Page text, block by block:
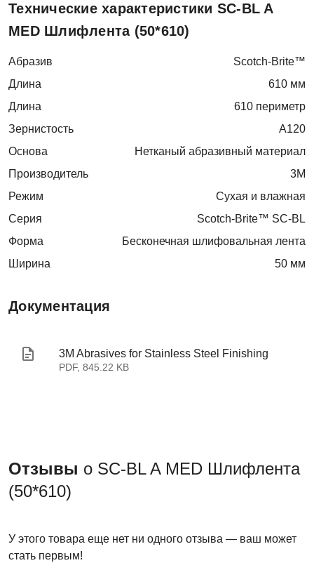
Технические характеристики SC-BL A
MED Шлифлента (50*610)
Абразив
Scotch-Brite™
Длина
610 мм
Длина
610 периметр
Зернистость
A120
Основа
Нетканый абразивный материал
Производитель
3M
Режим
Сухая и влажная
Серия
Scotch-Brite™ SC-BL
Форма
Бесконечная шлифовальная лента
Ширина
50 мм
Документация
3M Abrasives for Stainless Steel Finishing
PDF, 845.22 KB
Отзывы о SC-BL A MED Шлифлента
(50*610)
У этого товара еще нет ни одного отзыва — ваш может
стать первым!